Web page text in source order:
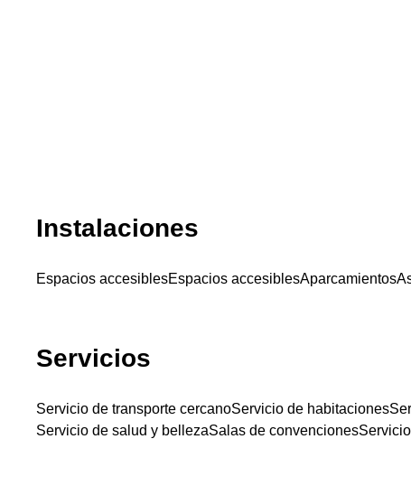
Instalaciones
Espacios accesiblesEspacios accesiblesAparcamientos
Servicios
Servicio de transporte cercanoServicio de habitaciones
Servicio de salud y bellezaSalas de convenciones